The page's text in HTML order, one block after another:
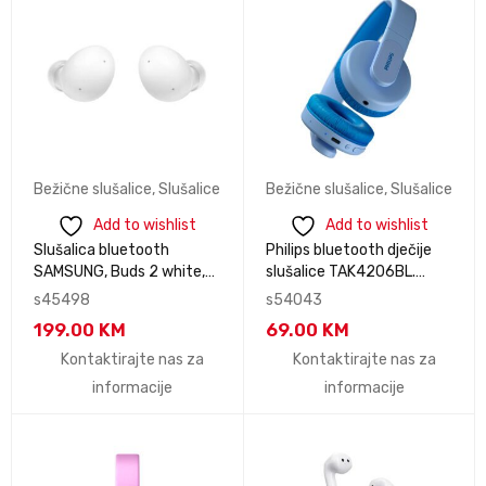
Bežične slušalice,Slušalice
Add to wishlist
Slušalica bluetooth
SAMSUNG, Buds 2 white,
SM-R177NZWAEUG
s45498
199.00 KM
Kontaktirajte nas za
informacije
Bežične slušalice,Slušalice
Add to wishlist
Philips bluetooth dječije
slušalice TAK4206BL.
domet do 10m. boja plava
s54043
69.00 KM
Kontaktirajte nas za
informacije